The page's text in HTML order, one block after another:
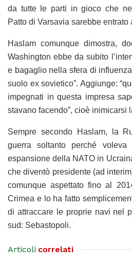
da tutte le parti in gioco che
Patto di Varsavia sarebbe entrato
Haslam comunque dimostra,
Washington ebbe da subito
e bagaglio nella sfera di
suolo ex sovietico”. Aggiunge:
impegnati in questa impresa
stavano facendo”, cioè inimicarsi
Sempre secondo Haslam, la
guerra soltanto perché
espansione della NATO in
che diventò presidente (ad
comunque aspettato fino al
Crimea e lo ha fatto
di attraccare le proprie navi nel
sud: Sebastopoli.
Articoli correlati